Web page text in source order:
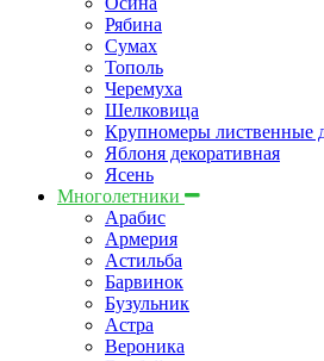
Рябина
Сумах
Тополь
Черемуха
Шелковица
Крупномеры лиственные
Яблоня декоративная
Ясень
Многолетники
Арабис
Армерия
Астильбa
Барвинок
Бузульник
Астра
Вероника